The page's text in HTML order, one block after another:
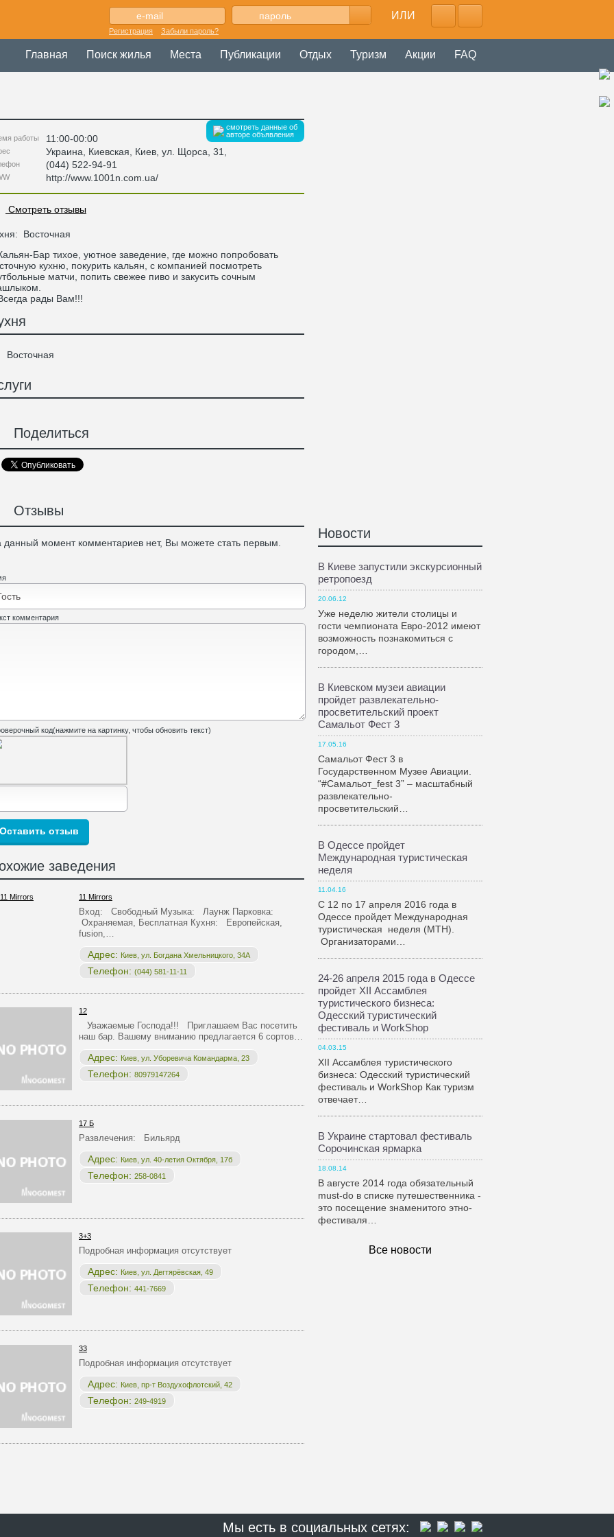
ИЛИ
Регистрация Забыли пароль?
Главная Поиск жилья Места Публикации Отдых Туризм Акции FAQ
смотреть данные об
авторе объявления
работы 11:00-00:00
Украина Киевская , Киев, ул. Щорса, 31
(044) 522-94-91
http://www.1001n.com.ua/
Смотреть отзывы
Восточная
Бар тихое, уютное заведение, где можно попробовать
кухню, покурить кальян, с компанией посмотреть
матчи, попить свежее пиво и закусить сочным
рады Вам!!!
Восточная
Поделиться
Отзывы
данный момент комментариев нет, Вы можете стать первым.
комментария
код(нажмите на картинку, чтобы обновить текст)
заведения
11 Mirrors
Вход: Свободный Музыка: Лаунж Парковка:
Охраняемая, Бесплатная Кухня: Европейская,
fusion,…
Адрес: Киев, ул. Богдана Хмельницкого, 34А
Телефон: (044) 581-11-11
12
Уважаемые Господа!!! Приглашаем Вас посетить
наш бар. Вашему вниманию предлагается 6 сортов…
Адрес: Киев, ул. Уборевича Командарма, 23
Телефон: 80979147264
17 Б
Развлечения: Бильярд
Адрес: Киев, ул. 40-летия Октября, 17б
Телефон: 258-0841
3+3
Подробная информация отсутствует
Адрес: Киев, ул. Дегтярёвская, 49
Телефон: 441-7669
33
Подробная информация отсутствует
Адрес: Киев, пр-т Воздухофлотский, 42
Телефон: 249-4919
Новости
В Киеве запустили экскурсионный
ретропоезд
20.06.12
Уже неделю жители столицы и
гости чемпионата Евро-2012 имеют
возможность познакомиться с
городом,…
В Киевском музеи авиации
пройдет развлекательно-
просветительский проект
Самальот Фест 3
17.05.16
Самальот Фест 3 в
Государственном Музее Авиации.
“#Самальот_fest 3” – масштабный
развлекательно-
просветительский…
В Одессе пройдет
Международная туристическая
неделя
11.04.16
С 12 по 17 апреля 2016 года в
Одессе пройдет Международная
туристическая неделя (МТН).
Организаторами…
24-26 апреля 2015 года в Одессе
пройдет XII Ассамблея
туристического бизнеса:
Одесский туристический
фестиваль и WorkShop
04.03.15
XII Ассамблея туристического
бизнеса: Одесский туристический
фестиваль и WorkShop Как туризм
отвечает…
В Украине стартовал фестиваль
Сорочинская ярмарка
18.08.14
В августе 2014 года обязательный
must-do в списке путешественника -
это посещение знаменитого этно-
фестиваля…
Все новости
Мы есть в социальных сетях: